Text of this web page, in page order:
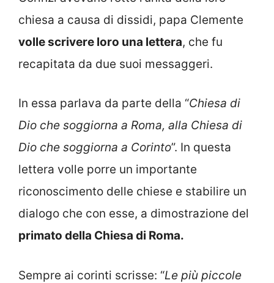
chiesa a causa di dissidi, papa Clemente
volle scrivere loro una lettera, che fu
recapitata da due suoi messaggeri.
In essa parlava da parte della “Chiesa di
Dio che soggiorna a Roma, alla Chiesa di
Dio che soggiorna a Corinto”. In questa
lettera volle porre un importante
riconoscimento delle chiese e stabilire un
dialogo che con esse, a dimostrazione del
primato della Chiesa di Roma.
Sempre ai corinti scrisse: “Le più piccole